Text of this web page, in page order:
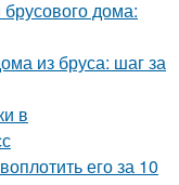
дома:
из бруса: шаг за
в
его за 10